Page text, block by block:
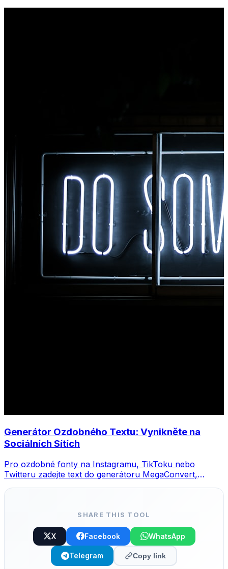
Generátor Ozdobného Textu: Vynikněte na
Sociálních Sítích
Pro ozdobné fonty na Instagramu, TikToku nebo
Twitteru zadejte text do generátoru MegaConvert,
SHARE THIS TOOL
X Facebook WhatsApp
Telegram Copy link